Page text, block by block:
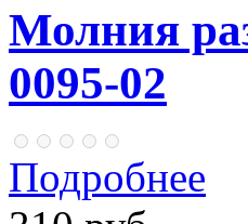
Молния
0095-02
Подробнее